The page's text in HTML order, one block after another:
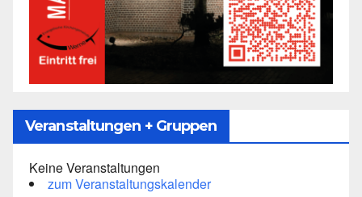
Veranstaltungen + Gruppen
Keine Veranstaltungen
zum Veranstaltungskalender